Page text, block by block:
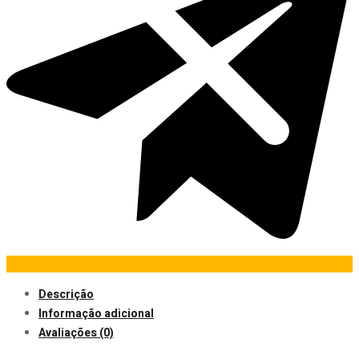
Descrição
Informação adicional
Avaliações (0)